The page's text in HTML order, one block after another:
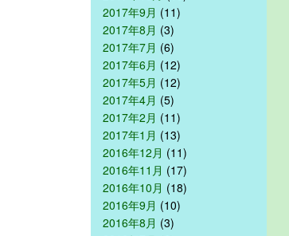
2017年9月 (11)
2017年8月 (3)
2017年7月 (6)
2017年6月 (12)
2017年5月 (12)
2017年4月 (5)
2017年2月 (11)
2017年1月 (13)
2016年12月 (11)
2016年11月 (17)
2016年10月 (18)
2016年9月 (10)
2016年8月 (3)